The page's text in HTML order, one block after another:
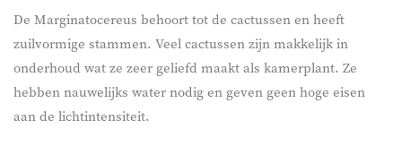
De Marginatocereus behoort tot de cactussen en heeft
zuilvormige stammen. Veel cactussen zijn makkelijk in
onderhoud wat ze zeer geliefd maakt als kamerplant. Ze
hebben nauwelijks water nodig en geven geen hoge eisen
aan de lichtintensiteit.